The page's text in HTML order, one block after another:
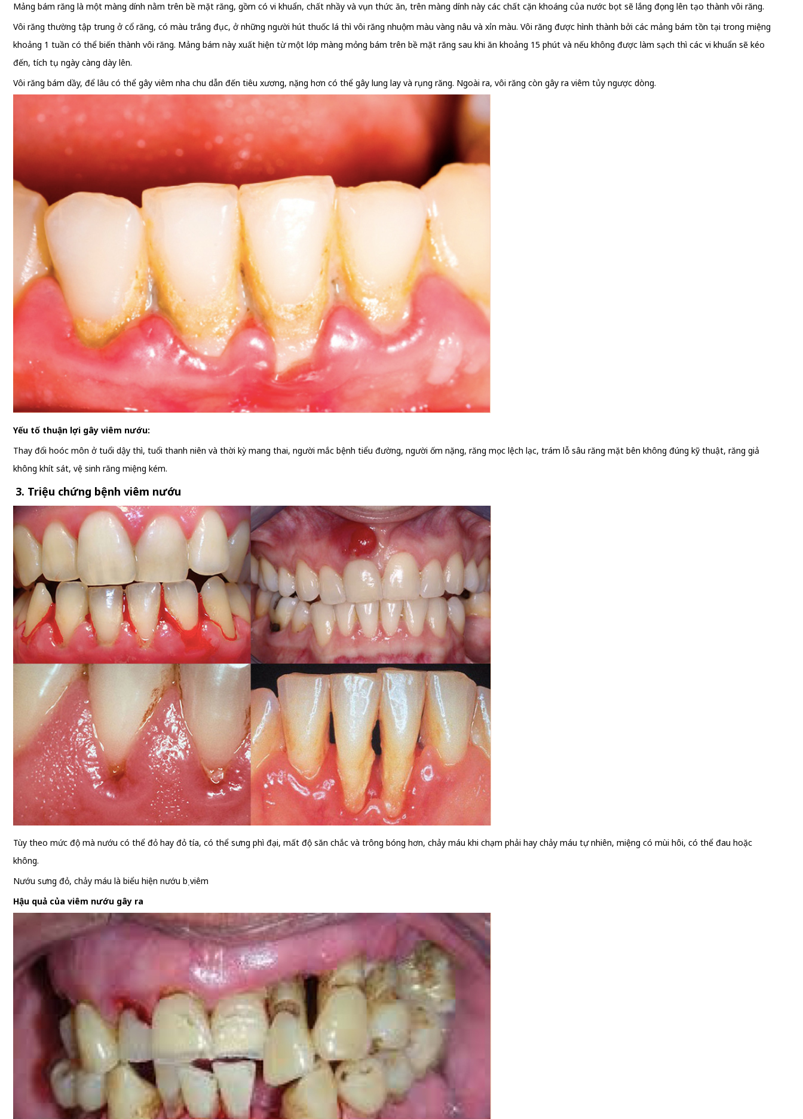
Mảng bám răng là một màng dính nằm trên bề mặt răng, gồm có vi khuẩn, chất nhầy và vụn thức ăn, trên màng dính này các chất cặn khoáng của nước bọt sẽ lắng đọng lên tạo thành vôi răng.
Vôi răng thường tập trung ở cổ răng, có màu trắng đục, ở những người hút thuốc lá thì vôi răng nhuộm màu vàng nâu và xỉn màu. Vôi răng được hình thành bởi các mảng bám tồn tại trong miệng
khoảng 1 tuần có thể biến thành vôi răng. Mảng bám này xuất hiện từ một lớp màng mỏng bám trên bề mặt răng sau khi ăn khoảng 15 phút và nếu không được làm sạch thì các vi khuẩn sẽ kéo
đến, tích tụ ngày càng dày lên.
Vôi răng bám dầy, để lâu có thể gây viêm nha chu dẫn đến tiêu xương, nặng hơn có thể gây lung lay và rụng răng. Ngoài ra, vôi răng còn gây ra viêm tủy ngược dòng.
Yếu tố thuận lợi gây viêm nướu:
Thay đổi hoóc môn ở tuổi dậy thì, tuổi thanh niên và thời kỳ mang thai, người mắc bệnh tiểu đường, người ốm nặng, răng mọc lệch lạc, trám lỗ sâu răng mặt bên không đúng kỹ thuật, răng giả
không khít sát, vệ sinh răng miệng kém.
3. Triệu chứng bệnh viêm nướu
Tùy theo mức độ mà nướu có thể đỏ hay đỏ tía, có thể sưng phì đại, mất độ săn chắc và trông bóng hơn, chảy máu khi chạm phải hay chảy máu tự nhiên, miệng có mùi hôi, có thể đau hoặc
không.
Nướu sưng đỏ, chảy máu là biểu hiện nướu bị viêm
Hậu quả của viêm nướu gây ra